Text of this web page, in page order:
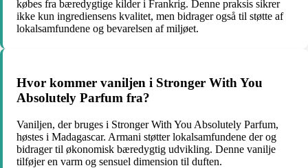
købes fra bæredygtige kilder i Frankrig. Denne praksis sikrer
ikke kun ingrediensens kvalitet, men bidrager også til støtte af
lokalsamfundene og bevarelsen af miljøet.
Hvor kommer vaniljen i Stronger With You
Absolutely Parfum fra?
Vaniljen, der bruges i Stronger With You Absolutely Parfum,
høstes i Madagascar. Armani støtter lokalsamfundene der og
bidrager til økonomisk bæredygtig udvikling. Denne vanilje
tilføjer en varm og sensuel dimension til duften.